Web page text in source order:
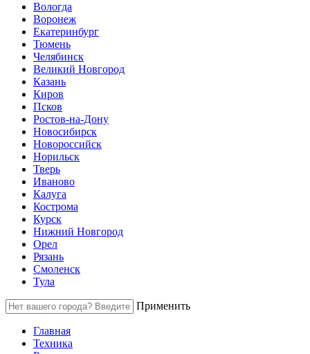
Вологда
Воронеж
Екатеринбург
Тюмень
Челябинск
Великий Новгород
Казань
Киров
Псков
Ростов-на-Дону
Новосибирск
Новороссийск
Норильск
Тверь
Иваново
Калуга
Кострома
Курск
Нижний Новгород
Орел
Рязань
Смоленск
Тула
Применить
Главная
Техника